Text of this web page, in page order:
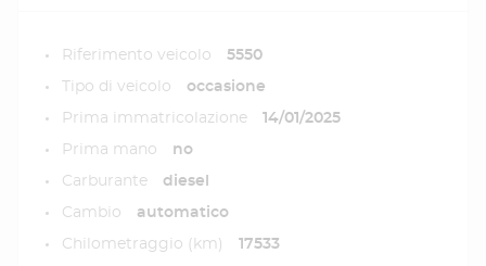
Riferimento veicolo 5550
Tipo di veicolo occasione
Prima immatricolazione 14/01/2025
Prima mano no
Carburante diesel
Cambio automatico
Chilometraggio (km) 17533